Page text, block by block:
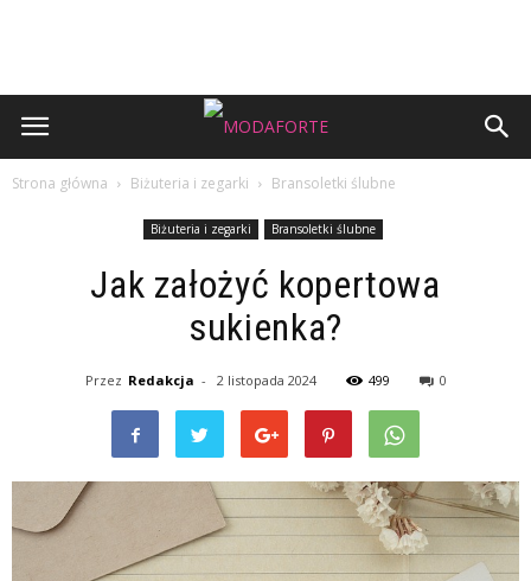
Strona główna Biżuteria i zegarki Bransoletki ślubne
Biżuteria i zegarki Bransoletki ślubne
Jak założyć kopertowa
sukienka?
Przez Redakcja - 2 listopada 2024 499 0